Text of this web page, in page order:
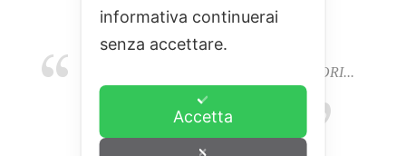
EMOZIONI, COLORI, ODORI E SAPORI...
L'ALCHIMIA DEL BUON CIBO
informativa continuerai
senza accettare.
Accetta